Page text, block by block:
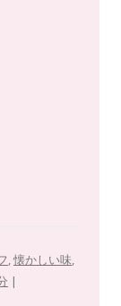
,懐かしい味,
|